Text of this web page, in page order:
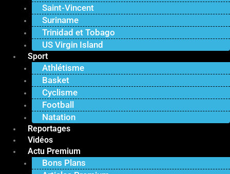
Saint-Vincent
Suriname
Trinidad et Tobago
US Virgin Island
Sport
Athlétisme
Basket
Cyclisme
Football
Natation
Reportages
Vidéos
Actu Premium
Bons Plans